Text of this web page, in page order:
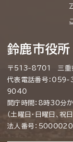
鈴鹿市役所
〒513-8701 三重
代表電話番号：
9040
開庁時間：8時30分
（土曜日・日曜日、
法人番号：